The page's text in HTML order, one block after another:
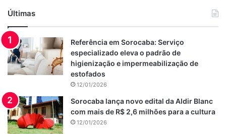
Últimas
Referência em Sorocaba: Serviço
especializado eleva o padrão de
higienização e impermeabilização de
estofados
12/01/2026
Sorocaba lança novo edital da Aldir Blanc
com mais de R$ 2,6 milhões para a cultura
12/01/2026